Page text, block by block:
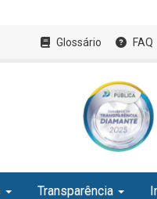
Glossário FAQ
Transparência